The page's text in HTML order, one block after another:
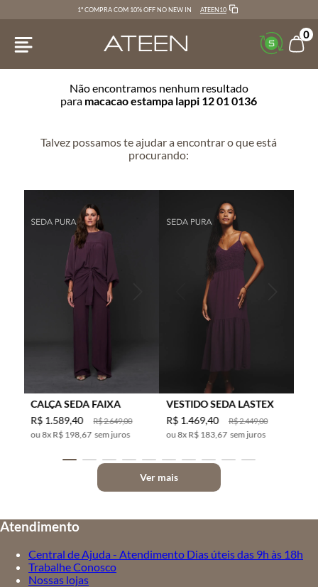
1ª COMPRA COM 10% OFF NO NEW IN ATEEN10
0
Não encontramos nenhum resultado
para macacao estampa lappi 12 01 0136
Talvez possamos te ajudar a encontrar o que está
procurando:
CALÇA SEDA FAIXA
R$2.649,00
R$ 1.589,40
8x R$ 198,67 sem juros
VESTIDO SEDA LASTEX
R$2.449,00
R$ 1.469,40
8x R$ 183,67 sem juros
Ver mais
Atendimento
Central de Ajuda - Atendimento Dias úteis das 9h às 18h
Trabalhe Conosco
Nossas lojas